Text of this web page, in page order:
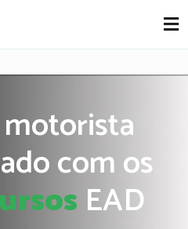
com os
EAD